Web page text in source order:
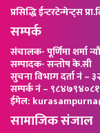
प्रसिद्धि ईन्टरटेन्मेन्ट्स
सम्पर्क
संचालक- पूर्णिमा शर्मा
सम्पादक- सन्तोष के.सी
सुचना विभाग दर्ता नं –
सम्पर्क नं –
ईमेल:
सामाजिक संजाल